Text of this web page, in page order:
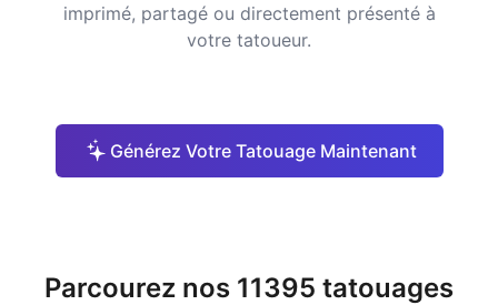
imprimé, partagé ou directement présenté à
votre tatoueur.
Générez Votre Tatouage Maintenant
Parcourez nos 11395 tatouages